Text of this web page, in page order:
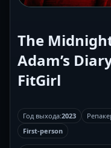
The
Adam’s
FitGirl
Год выхода:2023
First-person